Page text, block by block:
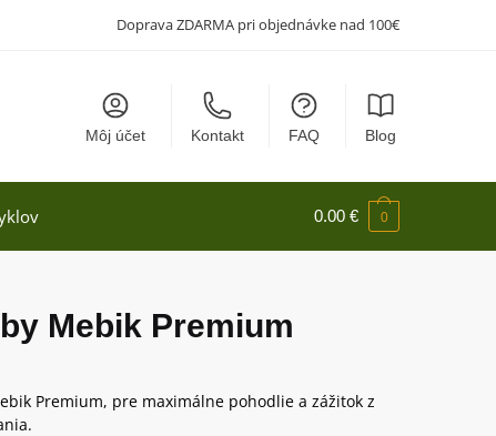
Doprava ZDARMA pri objednávke nad 100€
Môj účet Kontakt FAQ Blog
0.00 € 0
Mebik Premium
Premium, pre maximálne pohodlie a zážitok z